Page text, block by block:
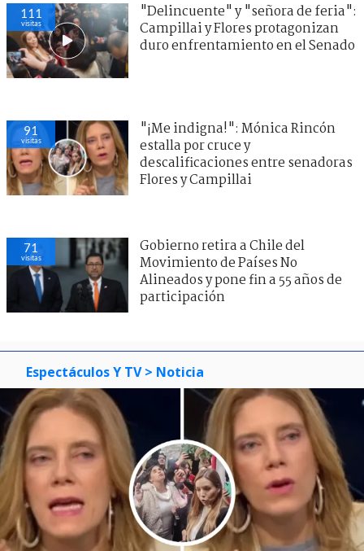
111
visitas
"Delincuente" y "señora de feria":
Campillai y Flores protagonizan
duro enfrentamiento en el Senado
91
visitas
"¡Me indigna!": Mónica Rincón
estalla por cruce y
descalificaciones entre senadoras
Flores y Campillai
71
visitas
Gobierno retira a Chile del
Movimiento de Países No
Alineados y pone fin a 55 años de
participación
Espectáculos Y TV > Noticia